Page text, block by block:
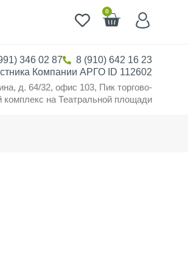
0
346 02 87
8 (910) 642 16 23
Компании АРГО ID 112602
д. 64/32, офис 103, Пик торгово-
комплекс на Театральной площади